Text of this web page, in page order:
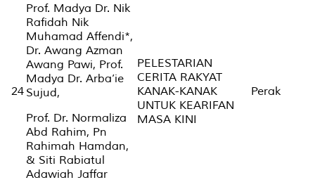
24
Prof. Madya Dr. Nik
Rafidah Nik
Muhamad Affendi*,
Dr. Awang Azman
Awang Pawi, Prof.
Madya Dr. Arba’ie
Sujud,
Prof. Dr. Normaliza
Abd Rahim, Pn
Rahimah Hamdan,
& Siti Rabiatul
Adawiah Jaffar
PELESTARIAN
CERITA RAKYAT
KANAK-KANAK
UNTUK KEARIFAN
MASA KINI
Perak